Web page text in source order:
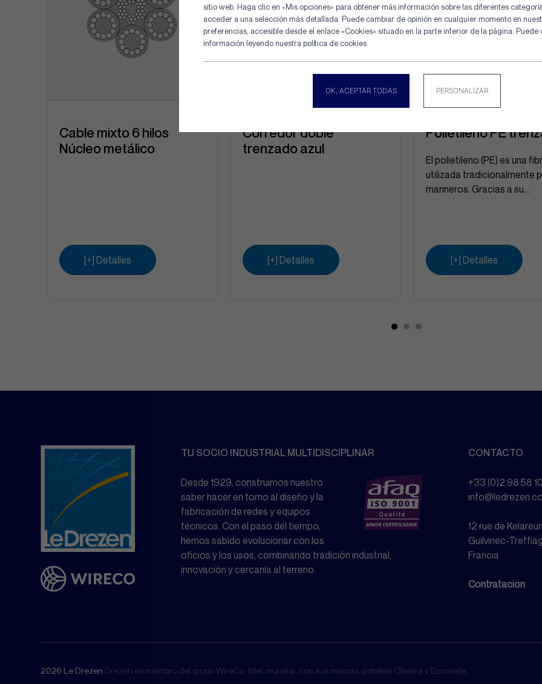
Panel de gestión de cookies
sitio web. Haga clic en «Mis opciones» para obtener más información sobre las diferentes
acceder a una selección más detallada. Puede cambiar de opinión en cualquier momento en
preferencias, accesible desde el enlace «Cookies» situado en la parte inferior de la página. Puede
información leyendo nuestra política de cookies.
OK, ACEPTAR TODAS PERSONALIZAR
Cable mixto 6 hilos
Núcleo metálico
[+] Detalles
Corredor doble
trenzado azul
[+] Detalles
Polietileno PE
El polietileno (PE) es una
utilizada tradicionalmente
marineros. Gracias a su...
[+] Detalles
TU SOCIO INDUSTRIAL MULTIDISCIPLINAR
Desde 1929, construimos nuestro
saber hacer en torno al diseño y la
fabricación de redes y equipos
técnicos. Con el paso del tiempo,
hemos sabido evolucionar con los
oficios y los usos, combinando tradición industrial,
innovación y cercanía al terreno.
CONTACTO
+33 (0)2 98 58
12 rue de
Guilvinec-
Francia
Contratación
2026 Le Drezen. Drezen es miembro del grupo WireCo, líder mundial, con sus marcas globales Oliveira y Euronete.